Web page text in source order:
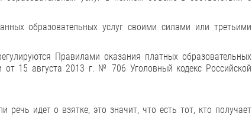
образовательных услуг своими силами или третьими
Правилами оказания платных образовательных
от 15 августа 2013 г. № 706 Уголовный кодекс Российской
идет о взятке, это значит, что есть тот, кто получает